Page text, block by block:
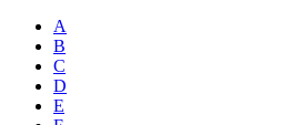
A
B
C
D
E